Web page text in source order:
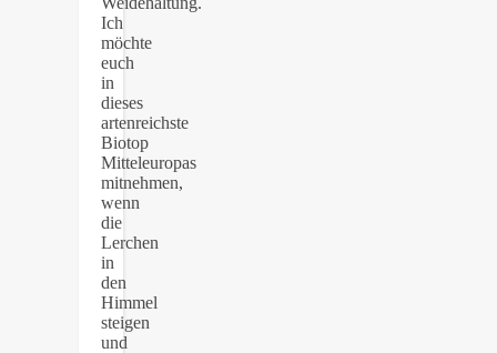
Ich
möchte
euch
in
dieses
artenreichste
Biotop
Mitteleuropas
mitnehmen,
wenn
die
Lerchen
in
den
Himmel
steigen
und